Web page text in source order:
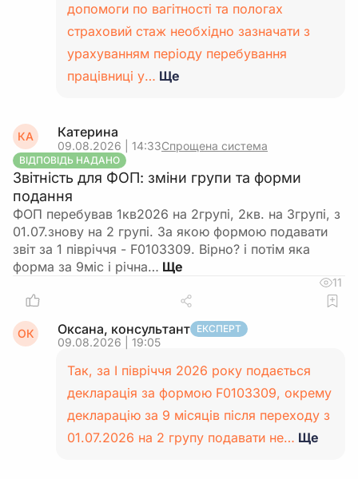
допомоги по вагітності та пологах
страховий стаж необхідно зазначати з
урахуванням періоду перебування
працівниці у… Ще
КА Катерина
09.08.2026 | 14:33Спрощена система
ВІДПОВІДЬ НАДАНО
Звітність для ФОП: зміни групи та форми
подання
ФОП перебував 1кв2026 на 2групі, 2кв. на 3групі, з
01.07.знову на 2 групі. За якою формою подавати
звіт за 1 півріччя - F0103309. Вірно? і потім яка
форма за 9міс і річна…
11
ОК Оксана, консультант ЕКСПЕРТ
09.08.2026 | 19:05
Так, за І півріччя 2026 року подається
декларація за формою F0103309, окрему
декларацію за 9 місяців після переходу з
01.07.2026 на 2 групу подавати не… Ще